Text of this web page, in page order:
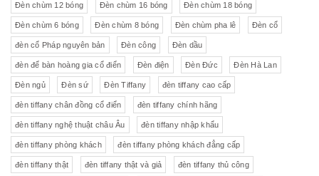
Đèn chùm 12 bóng Đèn chùm 16 bóng Đèn chùm 18 bóng
Đèn chùm 6 bóng Đèn chùm 8 bóng Đèn chùm pha lê Đèn cổ
đèn cổ Pháp nguyên bản Đèn công Đèn dầu
đèn để bàn hoàng gia cổ điển Đèn điện Đèn Đức Đèn Hà Lan
Đèn ngủ Đèn sứ Đèn Tiffany đèn tiffany cao cấp
đèn tiffany chân đồng cổ điển đèn tiffany chính hãng
đèn tiffany nghệ thuật châu Âu đèn tiffany nhập khẩu
đèn tiffany phòng khách đèn tiffany phòng khách đẳng cấp
đèn tiffany thật đèn tiffany thật và giả đèn tiffany thủ công